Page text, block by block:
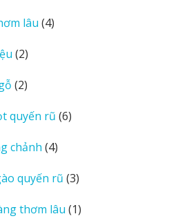
phẩm
lâu 44
22
phẩm
22
phẩm
quyến rũ 66
chảnh 44
phẩm
quyến rũ 33
phẩm
thơm lâu 11